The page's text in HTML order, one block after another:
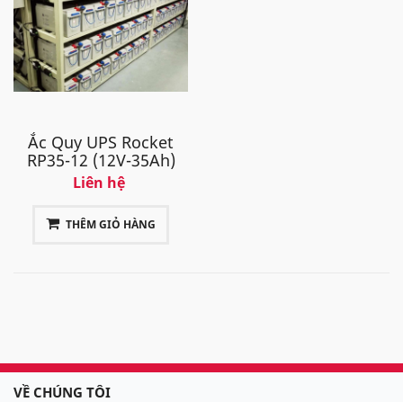
Ắc Quy UPS Rocket
RP35-12 (12V-35Ah)
Liên hệ
THÊM GIỎ HÀNG
VỀ CHÚNG TÔI